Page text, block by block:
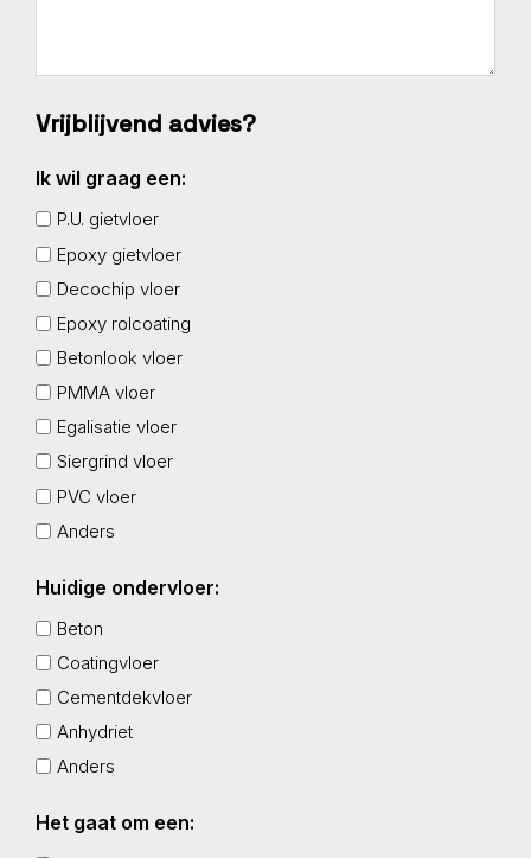
Vrijblijvend advies?
Ik wil graag een:
P.U. gietvloer
Epoxy gietvloer
Decochip vloer
Epoxy rolcoating
Betonlook vloer
PMMA vloer
Egalisatie vloer
Siergrind vloer
PVC vloer
Anders
Huidige ondervloer:
Beton
Coatingvloer
Cementdekvloer
Anhydriet
Anders
Het gaat om een: